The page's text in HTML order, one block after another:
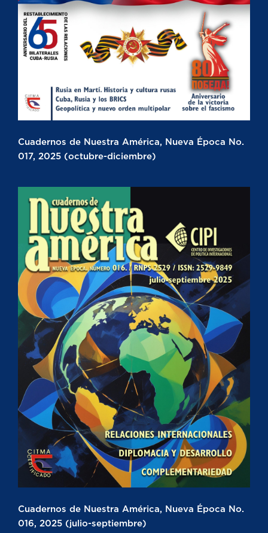
Cuadernos de Nuestra América, Nueva Época No.
017, 2025 (octubre-diciembre)
Cuadernos de Nuestra América, Nueva Época No.
016, 2025 (julio-septiembre)